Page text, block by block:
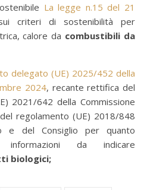
La legge n.15 del 21
criteri di sostenibilità per
calore da combustibili da
delegato (UE) 2025/452 della
2024, recante rettifica del
2021/642 della Commissione
regolamento (UE) 2018/848
e del Consiglio per quanto
informazioni da indicare
biologici;